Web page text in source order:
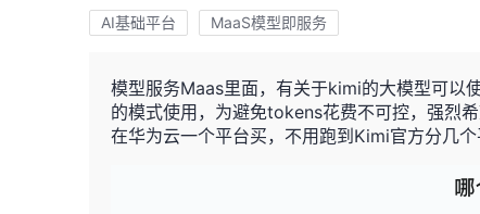
AI基础平台 MaaS模型即服务
模型服务Maas里面，有关于kimi的大模型可以
的模式使用，为避免tokens花费不可控，强烈
在华为云一个平台买，不用跑到Kimi官方分几